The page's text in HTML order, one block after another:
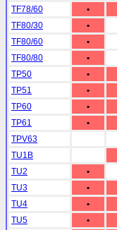
TF78/60
•
TF80/30
•
TF80/60
•
TF80/80
•
TP50
•
TP51
•
TP60
•
TP61
•
TPV63
TU1B
TU2
•
TU3
•
TU4
•
TU5
•